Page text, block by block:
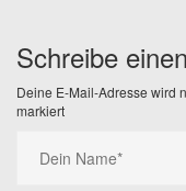
Schreibe
Deine E-Mail-Adresse wird
markiert